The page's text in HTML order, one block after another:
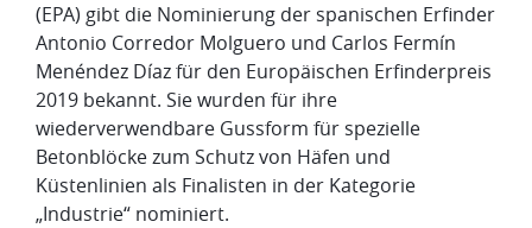
(EPA) gibt die Nominierung der spanischen Erfinder
Antonio Corredor Molguero und Carlos Fermín
Menéndez Díaz für den Europäischen Erfinderpreis
2019 bekannt. Sie wurden für ihre
wiederverwendbare Gussform für spezielle
Betonblöcke zum Schutz von Häfen und
Küstenlinien als Finalisten in der Kategorie
„Industrie“ nominiert.